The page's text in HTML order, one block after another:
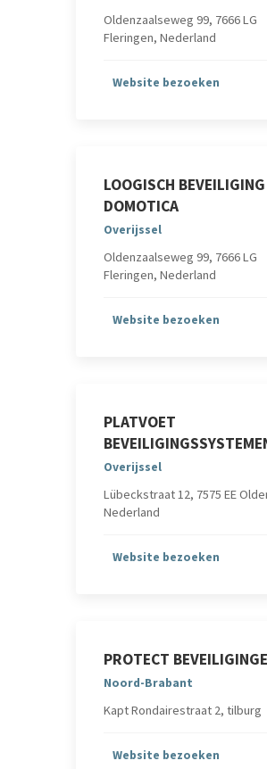
Oldenzaalseweg 99, 7666 LG
Fleringen, Nederland
Website bezoeken
LOOGISCH
DOMOTICA
Overijssel
Oldenzaalseweg 99, 7666 LG
Fleringen, Nederland
Website bezoeken
PLATVOET
Overijssel
Lübeckstraat 12, 7575 EE
Nederland
Website bezoeken
PROTECT
Noord-Brabant
Kapt Rondairestraat 2, tilburg
Website bezoeken